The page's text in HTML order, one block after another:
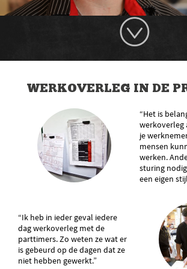
WERKOVERLEG IN DE
“Het is
werkoverleg
je
mensen
werken.
sturing
een eigen
“Ik heb in ieder geval iedere
dag werkoverleg met de
parttimers. Zo weten ze wat er
is gebeurd op de dagen dat ze
niet hebben gewerkt.”